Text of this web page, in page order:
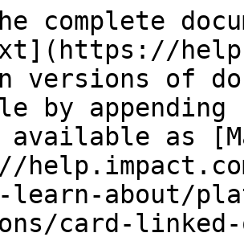
complete
versions of
by
available as
about/
card-